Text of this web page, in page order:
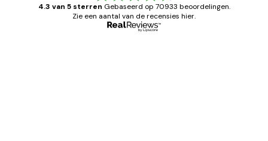
4.3 van 5 sterren Gebaseerd op 70933 beoordelingen.
Zie een aantal van de recensies hier.